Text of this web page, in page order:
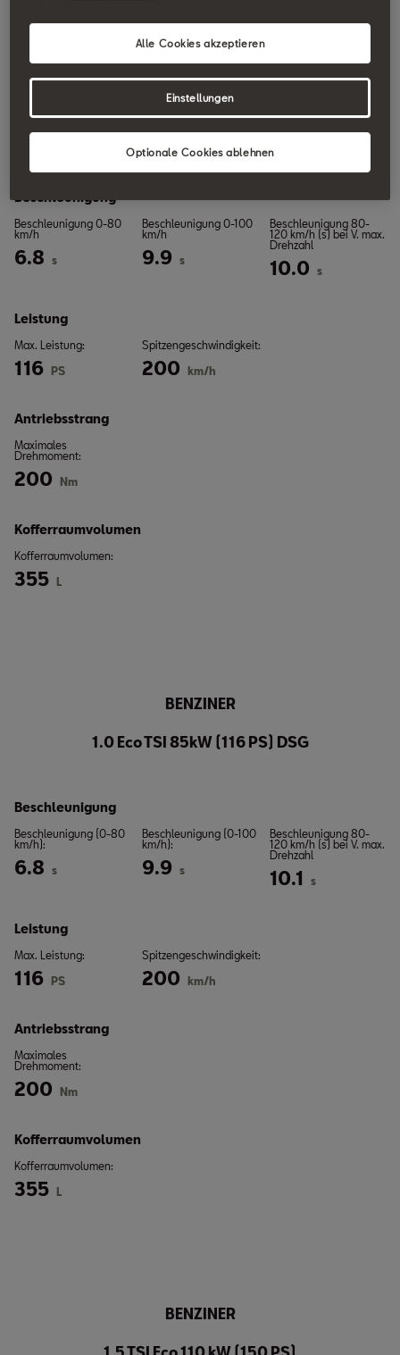
BENZINER
1.0 Eco TSI 85 kW (116 PS) Manuell
Beschleunigung
Beschleunigung 0-80
km/h
6.8 s
Beschleunigung 0-100
km/h
9.9 s
Beschleunigung 80-
120 km/h (s) bei V. max.
Drehzahl
10.0 s
Leistung
Max. Leistung:
116 PS
Spitzengeschwindigkeit:
200 km/h
Antriebsstrang
Maximales
Drehmoment:
200 Nm
Kofferraumvolumen
Kofferraumvolumen:
355 L
BENZINER
1.0 Eco TSI 85kW (116 PS) DSG
Beschleunigung
Beschleunigung (0-80
km/h):
6.8 s
Beschleunigung (0-100
km/h):
9.9 s
Beschleunigung 80-
120 km/h (s) bei V. max.
Drehzahl
10.1 s
Leistung
Max. Leistung:
116 PS
Spitzengeschwindigkeit:
200 km/h
Antriebsstrang
Maximales
Drehmoment:
200 Nm
Kofferraumvolumen
Kofferraumvolumen:
355 L
BENZINER
Optionale Cookies ablehnen
Alle Cookies akzeptieren
Einstellungen